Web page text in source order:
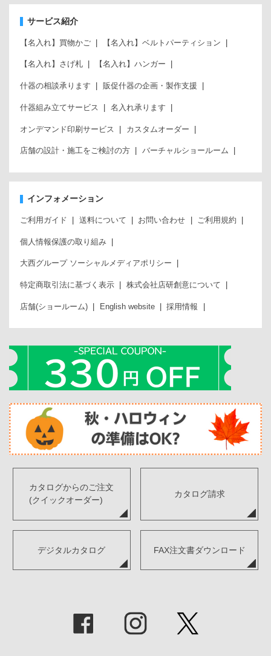
サービス紹介
【名入れ】買物かご 【名入れ】ベルトパーティション
【名入れ】さげ札 【名入れ】ハンガー
什器の相談承ります 販促什器の企画・製作支援
什器組み立てサービス 名入れ承ります
オンデマンド印刷サービス カスタムオーダー
店舗の設計・施工をご検討の方 バーチャルショールーム
インフォメーション
ご利用ガイド 送料について お問い合わせ ご利用規約
個人情報保護の取り組み
大西グループ ソーシャルメディアポリシー
特定商取引法に基づく表示 株式会社店研創意について
店舗(ショールーム) English website 採用情報
カタログからのご注文
(クイックオーダー)
カタログ請求
デジタルカタログ FAX注文書ダウンロード